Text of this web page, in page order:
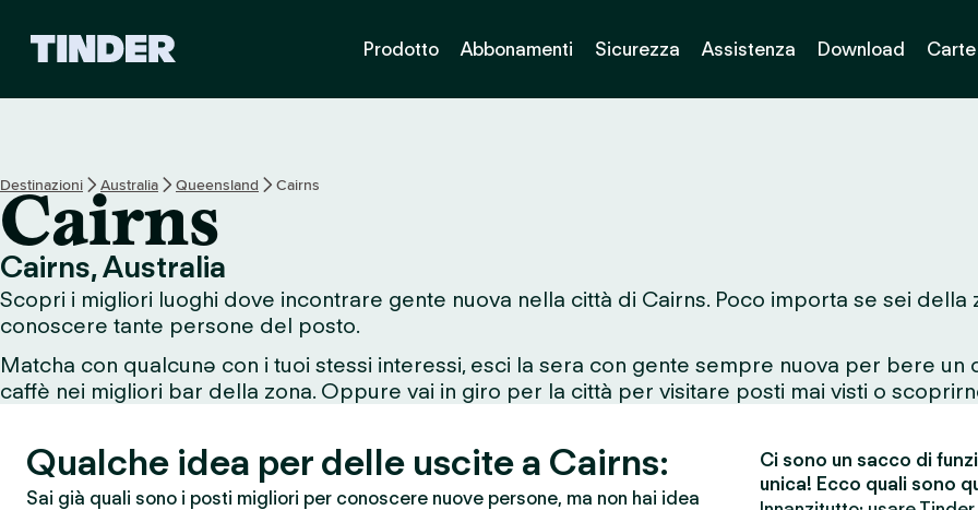
T
i
e
r
Prodotto Abbonamenti Sicurezza Assistenza Download
Destinazioni Australia Queensland Cairns
Cairns
Cairns, Australia
Scopri i migliori luoghi dove incontrare gente nuova nella città di Cairns. Poco importa se sei
conoscere tante persone del posto.
Matcha con qualcunə con i tuoi stessi interessi, esci la sera con gente sempre nuova per bere
caffè nei migliori bar della zona. Oppure vai in giro per la città per visitare posti mai visti o
Qualche idea per delle uscite a Cairns:
Sai già quali sono i posti migliori per conoscere nuove persone, ma non hai idea
Ci sono un sacco di
unica! Ecco quali sono